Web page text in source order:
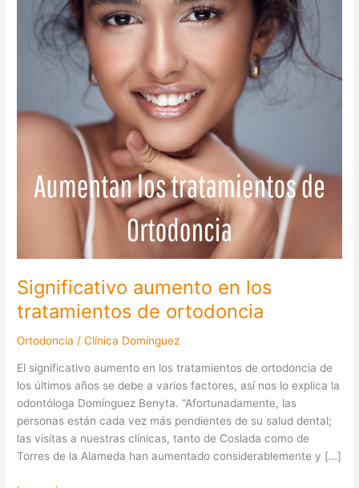
Significativo aumento en los
tratamientos de ortodoncia
Ortodoncia /Clínica Domínguez
El significativo aumento en los tratamientos de ortodoncia de
los últimos años se debe a varios factores, así nos lo explica la
odontóloga Domínguez Benyta. “Afortunadamente, las
personas están cada vez más pendientes de su salud dental;
las visitas a nuestras clínicas, tanto de Coslada como de
Torres de la Alameda han aumentado considerablemente y […]
tratamientos
ortodoncia